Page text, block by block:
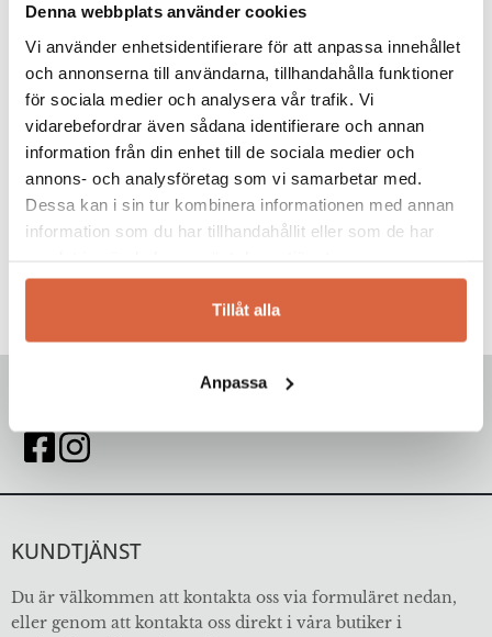
Denna webbplats använder cookies
Vi använder enhetsidentifierare för att anpassa innehållet
och annonserna till användarna, tillhandahålla funktioner
för sociala medier och analysera vår trafik. Vi
vidarebefordrar även sådana identifierare och annan
information från din enhet till de sociala medier och
annons- och analysföretag som vi samarbetar med.
Dessa kan i sin tur kombinera informationen med annan
information som du har tillhandahållit eller som de har
Tillåt alla
Anpassa
✔ Dras automatiskt i kassan
✔ Gäller på ordinarie priser
Observera!
Kan ej kombineras med andra erbjudanden eller redan nedsatta priser. Vissa
kategorier och varumärken är exkluderade. Se alla villkorhär!
FÖLJ OSS
KUNDTJÄNST
Du är välkommen att kontakta oss via formuläret nedan,
eller genom att kontakta oss direkt i våra butiker i